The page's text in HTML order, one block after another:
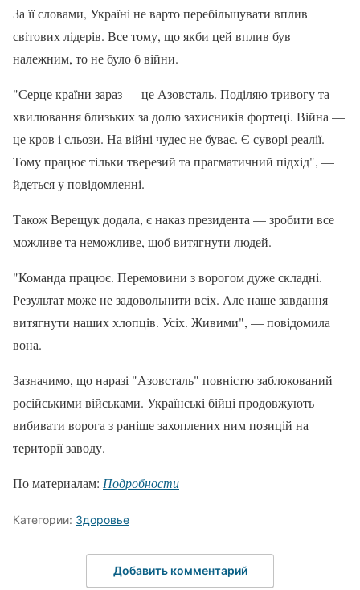
За її словами, Україні не варто перебільшувати вплив
світових лідерів. Все тому, що якби цей вплив був
належним, то не було б війни.
"Серце країни зараз — це Азовсталь. Поділяю тривогу та
хвилювання близьких за долю захисників фортеці. Війна —
це кров і сльози. На війні чудес не буває. Є суворі реалії.
Тому працює тільки тверезий та прагматичний підхід", —
йдеться у повідомленні.
Також Верещук додала, є наказ президента — зробити все
можливе та неможливе, щоб витягнути людей.
"Команда працює. Перемовини з ворогом дуже складні.
Результат може не задовольнити всіх. Але наше завдання
витягнути наших хлопців. Усіх. Живими", — повідомила
вона.
Зазначимо, що наразі "Азовсталь" повністю заблокований
російськими військами. Українські бійці продовжують
вибивати ворога з раніше захоплених ним позицій на
території заводу.
По материалам: Подробности
Категории: Здоровье
Добавить комментарий